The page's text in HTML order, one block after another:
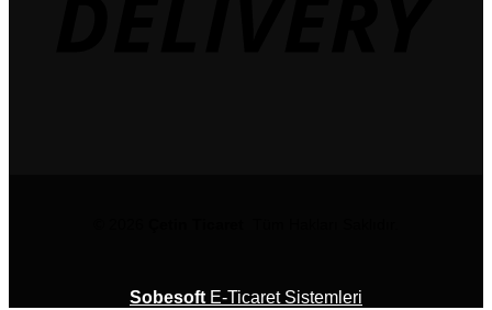
Sobesoft E-Ticaret Sistemleri